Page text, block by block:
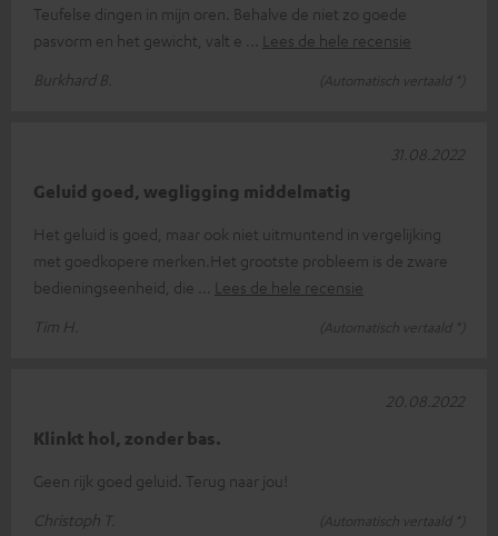
Teufelse dingen in mijn oren. Behalve de niet zo goede
pasvorm en het gewicht, valt e
Lees de hele recensie
Burkhard B.
(Automatisch vertaald *)
Geluid goed, wegligging middelmatig
Het geluid is goed, maar ook niet uitmuntend in vergelijking
met goedkopere merken.Het grootste probleem is de zware
bedieningseenheid, die
Lees de hele recensie
Tim H.
(Automatisch vertaald *)
31.08.2022
Klinkt hol, zonder bas.
Geen rijk goed geluid. Terug naar jou!
Christoph T.
(Automatisch vertaald *)
20.08.2022